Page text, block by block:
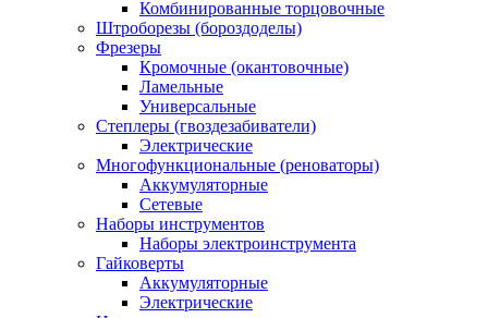
Комбинированные торцовочные
Штроборезы (бороздоделы)
Фрезеры
Кромочные (окантовочные)
Ламельные
Универсальные
Степлеры (гвоздезабиватели)
Электрические
Многофункциональные (реноваторы)
Аккумуляторные
Сетевые
Наборы инструментов
Наборы электроинструмента
Гайковерты
Аккумуляторные
Электрические